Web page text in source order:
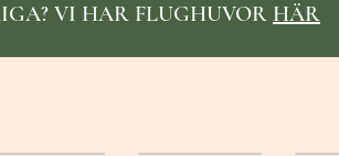
VI HAR FLUGHUVOR HÄR